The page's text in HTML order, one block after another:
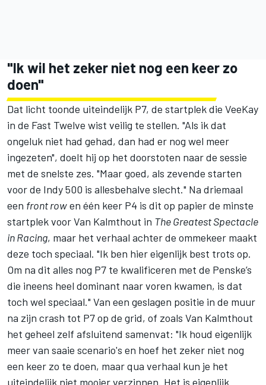
"Ik wil het zeker niet nog een keer zo
doen"
Dat licht toonde uiteindelijk P7, de startplek die VeeKay
in de Fast Twelve wist veilig te stellen. "Als ik dat
ongeluk niet had gehad, dan had er nog wel meer
ingezeten", doelt hij op het doorstoten naar de sessie
met de snelste zes. "Maar goed, als zevende starten
voor de Indy 500 is allesbehalve slecht." Na driemaal
een front rowen één keer P4 is dit op papier de minste
startplek voor Van Kalmthout in The Greatest Spectacle
in Racing, maar het verhaal achter de ommekeer maakt
deze toch speciaal. "Ik ben hier eigenlijk best trots op.
Om na dit alles nog P7 te kwalificeren met de Penske’s
die ineens heel dominant naar voren kwamen, is dat
toch wel speciaal." Van een geslagen positie in de muur
na zijn crash tot P7 op de grid, of zoals Van Kalmthout
het geheel zelf afsluitend samenvat: "Ik houd eigenlijk
meer van saaie scenario's en hoef het zeker niet nog
een keer zo te doen, maar qua verhaal kun je het
uiteindelijk niet mooier verzinnen. Het is eigenlijk